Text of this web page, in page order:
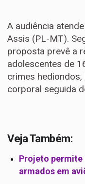
A audiência
Assis (PL-MT).
proposta prevê a
adolescentes de
crimes
corporal seguida
Veja Também:
Projeto permite
armados em